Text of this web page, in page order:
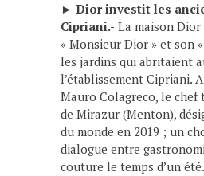
► Dior investit les
Cipriani.- La maison
« Monsieur Dior » et son
les jardins qui abritaient
l’établissement Cipriani.
Mauro Colagreco, le
de Mirazur (Menton),
du monde en 2019 ; un
dialogue entre
couture le temps d’un été.